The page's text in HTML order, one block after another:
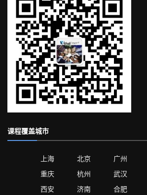
课程覆盖城市
上海 北京 广州
重庆
杭州 武汉
西安
济南 合肥